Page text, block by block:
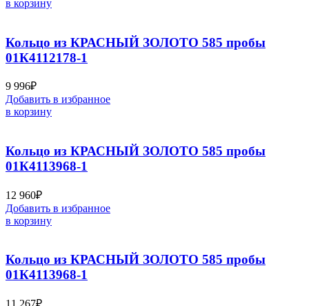
в корзину
Кольцо из КРАСНЫЙ ЗОЛОТО 585 пробы
01К4112178-1
9 996₽
Добавить в избранное
в корзину
Кольцо из КРАСНЫЙ ЗОЛОТО 585 пробы
01К4113968-1
12 960₽
Добавить в избранное
в корзину
Кольцо из КРАСНЫЙ ЗОЛОТО 585 пробы
01К4113968-1